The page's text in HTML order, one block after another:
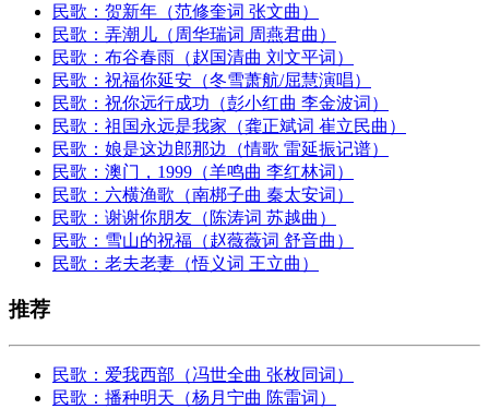
民歌：贺新年（范修奎词 张文曲）
民歌：弄潮儿（周华瑞词 周燕君曲）
民歌：布谷春雨（赵国清曲 刘文平词）
民歌：祝福你延安（冬雪萧航/屈慧演唱）
民歌：祝你远行成功（彭小红曲 李金波词）
民歌：祖国永远是我家（龚正斌词 崔立民曲）
民歌：娘是这边郎那边（情歌 雷延振记谱）
民歌：澳门，1999（羊鸣曲 李红林词）
民歌：六横渔歌（南梆子曲 秦太安词）
民歌：谢谢你朋友（陈涛词 苏越曲）
民歌：雪山的祝福（赵薇薇词 舒音曲）
民歌：老夫老妻（悟义词 王立曲）
推荐
民歌：爱我西部（冯世全曲 张枚同词）
民歌：播种明天（杨月宁曲 陈雷词）